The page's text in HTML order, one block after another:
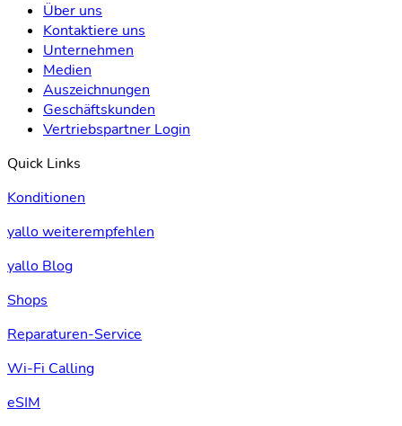
Über uns
Kontaktiere uns
Unternehmen
Medien
Auszeichnungen
Geschäftskunden
Vertriebspartner Login
Quick Links
Konditionen
yallo weiterempfehlen
yallo Blog
Shops
Reparaturen-Service
Wi-Fi Calling
eSIM